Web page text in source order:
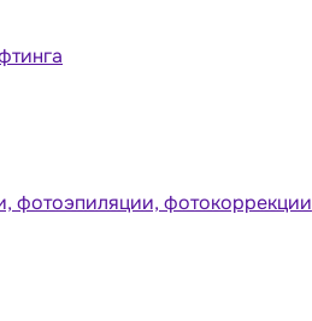
фотоэпиляции, фотокоррекции